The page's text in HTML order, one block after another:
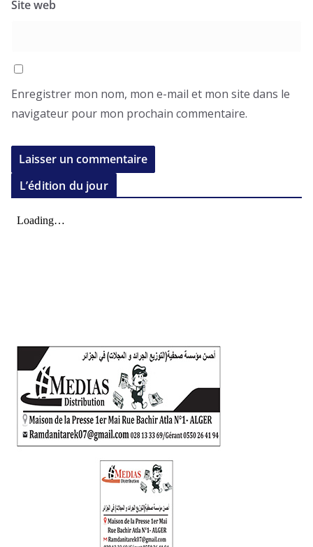
Site web
Enregistrer mon nom, mon e-mail et mon site dans le
navigateur pour mon prochain commentaire.
L’édition du jour